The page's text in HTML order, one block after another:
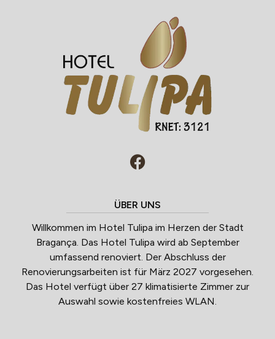
ÜBER UNS
Willkommen im Hotel Tulipa im Herzen der Stadt
Bragança. Das Hotel Tulipa wird ab September
umfassend renoviert. Der Abschluss der
Renovierungsarbeiten ist für März 2027 vorgesehen.
Das Hotel verfügt über 27 klimatisierte Zimmer zur
Auswahl sowie kostenfreies WLAN.